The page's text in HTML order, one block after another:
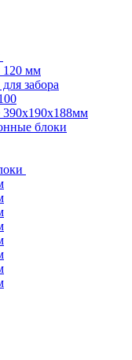
120 мм
забора
блоки